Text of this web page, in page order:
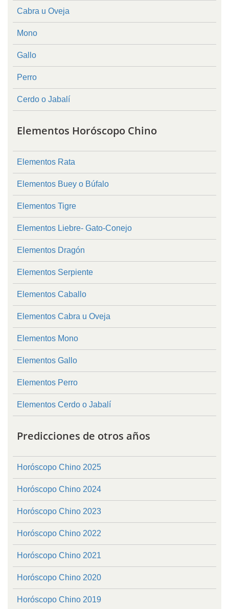
Cabra u Oveja
Mono
Gallo
Perro
Cerdo o Jabalí
Elementos Horóscopo Chino
Elementos Rata
Elementos Buey o Búfalo
Elementos Tigre
Elementos Liebre- Gato-Conejo
Elementos Dragón
Elementos Serpiente
Elementos Caballo
Elementos Cabra u Oveja
Elementos Mono
Elementos Gallo
Elementos Perro
Elementos Cerdo o Jabalí
Predicciones de otros años
Horóscopo Chino 2025
Horóscopo Chino 2024
Horóscopo Chino 2023
Horóscopo Chino 2022
Horóscopo Chino 2021
Horóscopo Chino 2020
Horóscopo Chino 2019